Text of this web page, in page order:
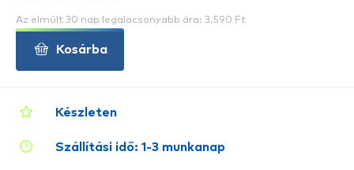
Készleten
Szállítási idő: 1-3 munkanap
Az elmúlt 30 nap legalacsonyabb ára: 3.590 Ft
Kosárba